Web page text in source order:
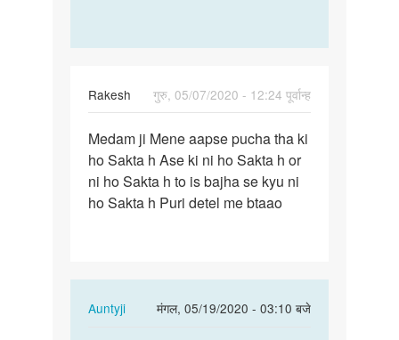
Rakesh
गुरु, 05/07/2020 - 12:24 पूर्वान्ह
Medam
ji
Mene
aapse
Medam ji Mene aapse pucha tha ki
ho Sakta h Ase ki ni ho Sakta h or
ni ho Sakta h to is bajha se kyu ni
ho Sakta h Puri detel me btaao
Auntyji
मंगल, 05/19/2020 - 03:10 बजे
In